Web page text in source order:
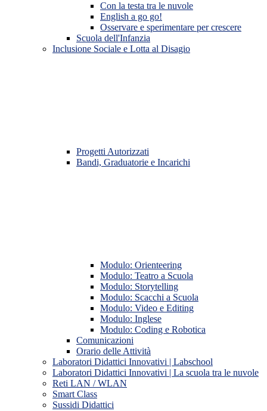
Con la testa tra le nuvole
English a go go!
Osservare e sperimentare per crescere
Scuola dell'Infanzia
Inclusione Sociale e Lotta al Disagio
Progetti Autorizzati
Bandi, Graduatorie e Incarichi
Modulo: Orienteering
Modulo: Teatro a Scuola
Modulo: Storytelling
Modulo: Scacchi a Scuola
Modulo: Video e Editing
Modulo: Inglese
Modulo: Coding e Robotica
Comunicazioni
Orario delle Attività
Laboratori Didattici Innovativi | Labschool
Laboratori Didattici Innovativi | La scuola tra le nuvole
Reti LAN / WLAN
Smart Class
Sussidi Didattici